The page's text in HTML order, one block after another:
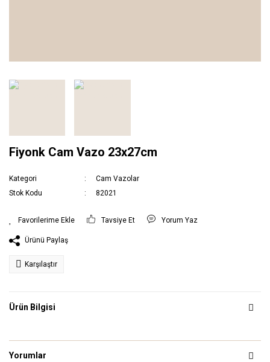
Fiyonk Cam Vazo 23x27cm
Kategori
Cam Vazolar
Stok Kodu
82021
Tavsiye Et Yorum Yaz
Ürünü Paylaş
Karşılaştır
Ürün Bilgisi
Yorumlar